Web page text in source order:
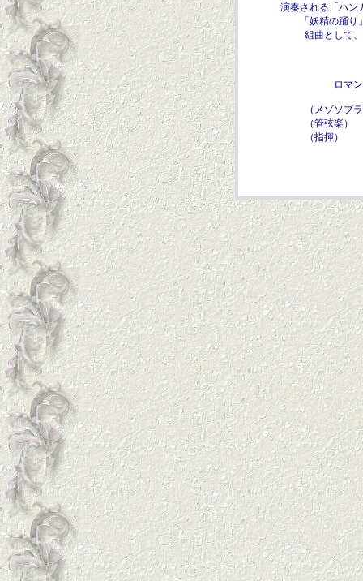
演奏される「ハン
「妖精の踊
組曲として
ロマ
（メゾソ
（管弦楽
（指